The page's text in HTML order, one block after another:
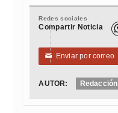
Redes sociales
Compartir Noticia
✉ Enviar por correo
AUTOR: Redacción